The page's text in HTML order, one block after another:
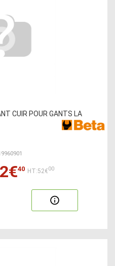
CUIR POUR GANTS LA
40 HT:52€00